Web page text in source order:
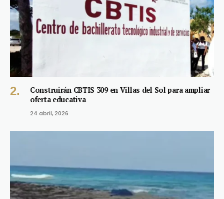
Construirán CBTIS 309 en Villas del Sol para ampliar
oferta educativa
24 abril, 2026